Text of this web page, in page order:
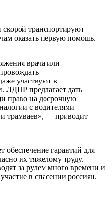
транспортируют
оказать первую помощь.
врача или
участвуют в
ЛДПР предлагает дать
право на досрочную
с водителями
и трамваев», — приводит
обеспечение гарантий для
их тяжелому труду.
за рулем много времени и
в спасении россиян.